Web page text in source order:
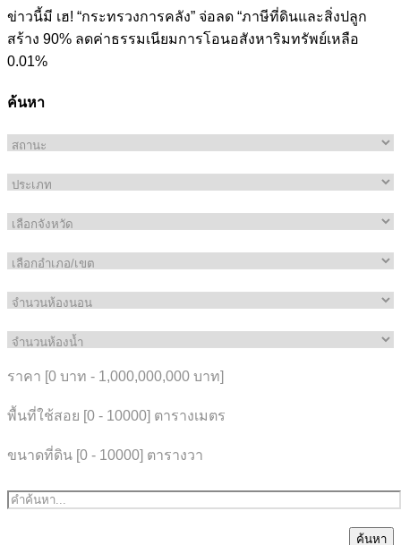
ข่าวนี้มี เฮ! “กระทรวงการคลัง” จ่อลด “ภาษีที่ดินและสิ่งปลูก
สร้าง 90% ลดค่าธรรมเนียมการโอนอสังหาริมทรัพย์เหลือ
0.01%
ค้นหา
ราคา [0 บาท - 1,000,000,000 บาท]
พื้นที่ใช้สอย [0 - 10000] ตารางเมตร
ขนาดที่ดิน [0 - 10000] ตารางวา
ค้นหา